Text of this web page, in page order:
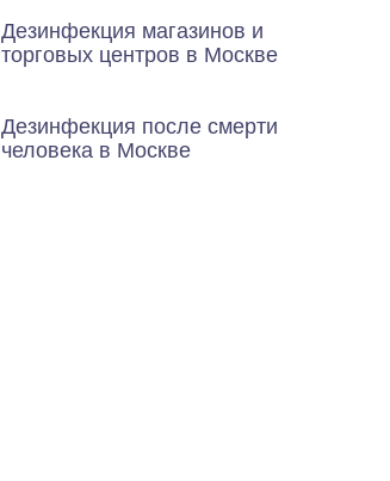
Дезинфекция магазинов и
торговых центров в Москве
Дезинфекция после смерти
человека в Москве